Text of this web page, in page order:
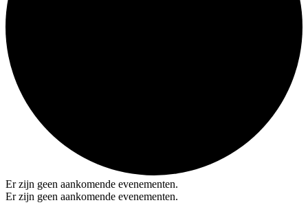
Er zijn geen aankomende evenementen.
Er zijn geen aankomende evenementen.